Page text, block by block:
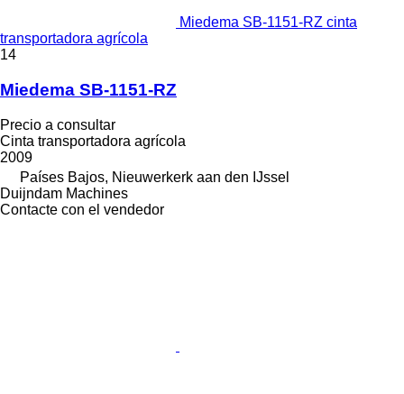
Miedema SB-1151-RZ cinta
transportadora agrícola
14
Miedema SB-1151-RZ
Precio a consultar
Cinta transportadora agrícola
2009
Países Bajos, Nieuwerkerk aan den IJssel
Duijndam Machines
Contacte con el vendedor